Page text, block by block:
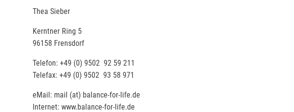
Thea Sieber
Kerntner Ring 5
96158 Frensdorf
Telefon: +49 (0) 9502 92 59 211
Telefax: +49 (0) 9502 93 58 971
eMail: mail (at) balance-for-life.de
Internet: www.balance-for-life.de